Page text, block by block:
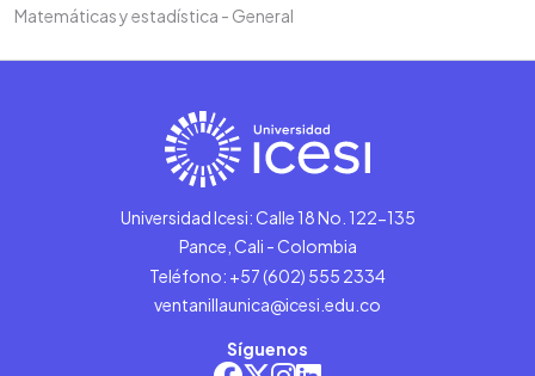
Matemáticas y estadística - General
Universidad Icesi: Calle 18 No. 122-135
Pance, Cali - Colombia
Teléfono: +57 (602) 555 2334
ventanillaunica@icesi.edu.co
Síguenos